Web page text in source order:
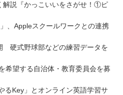
解説『かっこいいをさがせ！①ピ
、Appleスクールワークとの連携
硬式野球部などの練習データを
希望する自治体・教育委員会を募
るKey」とオンライン英語学習サ